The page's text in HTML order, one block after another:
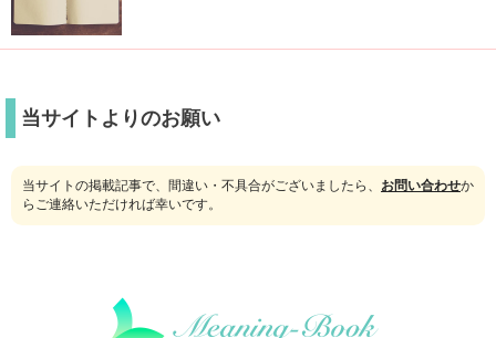
当サイトよりのお願い
当サイトの掲載記事で、間違い・不具合がございましたら、 お問い合わせか
らご連絡いただければ幸いです。